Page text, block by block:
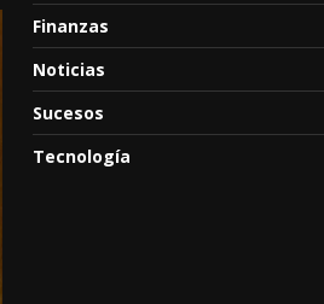
Finanzas
Noticias
Sucesos
Tecnología